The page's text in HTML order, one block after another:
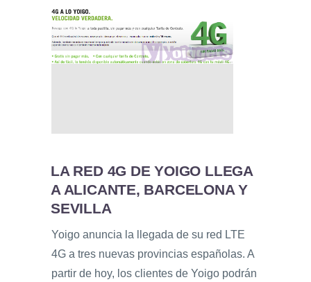
LA RED 4G DE YOIGO LLEGA
A ALICANTE, BARCELONA Y
SEVILLA
Yoigo anuncia la llegada de su red LTE
4G a tres nuevas provincias españolas. A
partir de hoy, los clientes de Yoigo podrán